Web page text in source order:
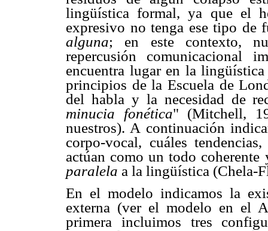
lingüística formal, ya que el
expresivo no tenga ese tipo
alguna; en este contexto,
repercusión comunicacional
encuentra lugar en la
principios de la Escuela de
del habla y la necesidad de
minucia fonética" (Mitchell,
nuestros). A continuación
corpo-vocal, cuáles
actúan como un todo
paralela a la lingüística (Chela-
En el modelo indicamos la
externa (ver el modelo en el
primera incluimos tres